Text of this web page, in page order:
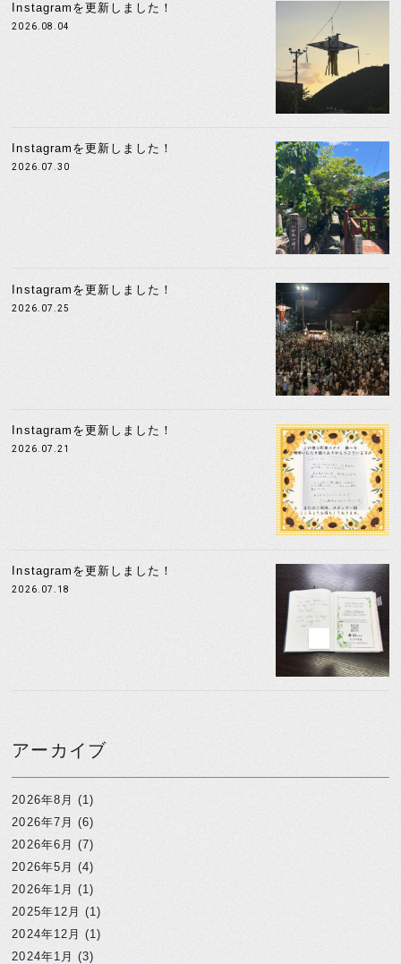
Instagramを更新しました！
2026.08.04
Instagramを更新しました！
2026.07.30
Instagramを更新しました！
2026.07.25
Instagramを更新しました！
2026.07.21
Instagramを更新しました！
2026.07.18
アーカイブ
2026年8月 (1)
2026年7月 (6)
2026年6月 (7)
2026年5月 (4)
2026年1月 (1)
2025年12月 (1)
2024年12月 (1)
2024年1月 (3)